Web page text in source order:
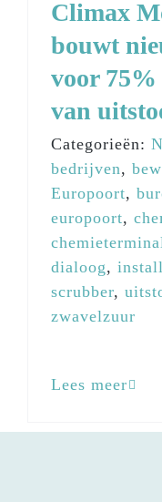
Climax
bouwt
voor
van
Categorieën:
bedrijven,
Europoort,
europoort,
dialoog,
scrubber,
zwavelzuur
Lees meer